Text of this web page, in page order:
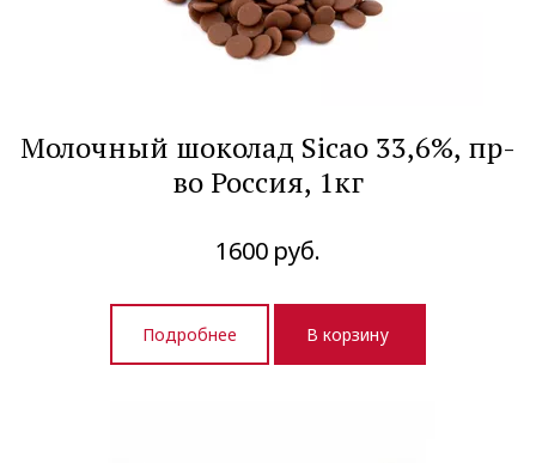
Молочный шоколад Sicao 33,6%, пр-
во Россия, 1кг
1600 руб.
Подробнее В корзину